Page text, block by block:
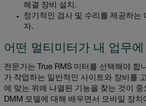
해결 장비 설치.
정기적인 검사 및 수리를 제공하는
자.
어떤 멀티미터가 내 업무
전문가는 True RMS 미터를 선택해야 합
가 작업하는 일반적인 사이트와 장비를
에 맞는 위에 나열된 기능을 찾는 것이
DMM 모델에 대해 배우면서 모바일 장치